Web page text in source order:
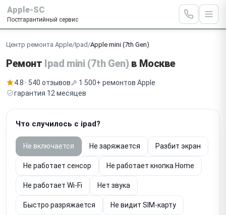
Apple-SC
Постгарантийный сервис
Центр ремонта Apple/Ipad/Apple mini (7th Gen)
Ремонт Ipad mini (7th Gen)в Москве
4.8 · 540 отзывов
1 500+ ремонтов Apple
гарантия 12 месяцев
Что случилось с ipad?
Не включается Не заряжается Разбит экран
Не работает сенсор Не работает кнопка Home
Не работает Wi-Fi Нет звука
Быстро разряжается Не видит SIM-карту